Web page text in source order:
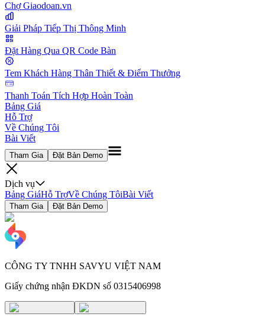
Chợ Giaodoan.vn
Giải Pháp Tiếp Thị Thông Minh
Đặt Hàng Qua QR Code Bàn
Tem Khách Hàng Thân Thiết & Điểm Thưởng
Thanh Toán Tích Hợp Hoàn Toàn
Bảng Giá
Hỗ Trợ
Về Chúng Tôi
Bài Viết
Tham Gia Đặt Bản Demo
Dịch vụ
Bảng GiáHỗ TrợVề Chúng TôiBài Viết
Tham Gia Đặt Bản Demo
CÔNG TY TNHH SAVYU VIỆT NAM
Giấy chứng nhận ĐKDN số 0315406998